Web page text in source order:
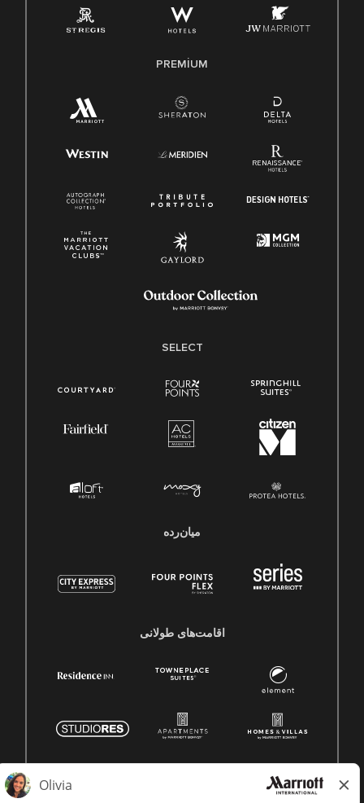
PREMIUM
SELECT
میان‌رده
اقامت‌های طولانی